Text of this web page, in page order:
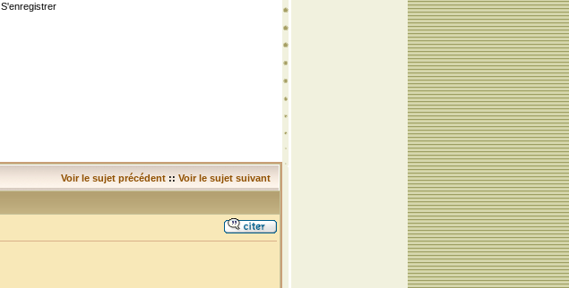
S'enregistrer
Voir le sujet précédent :: Voir le sujet suivant